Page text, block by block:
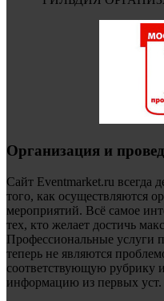
Организация и
Сайт Eventmarket.ru всегда
того, как осуществляются
мероприятий. Всё самое
тех, кто желает достичь
Профессиональные услуги
теперь не являются
соответствующую рубрику
информацию из первых уст.